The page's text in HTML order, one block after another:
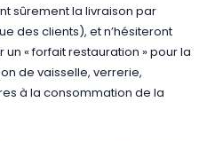
sûrement la livraison par
des clients), et n’hésiteront
« forfait restauration » pour la
de vaisselle, verrerie,
à la consommation de la